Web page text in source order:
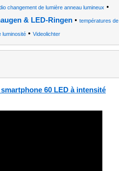
changement de lumière anneau lumineux •
& LED-Ringen • températures de
luminosité• Videolichter
60 LED à intensité